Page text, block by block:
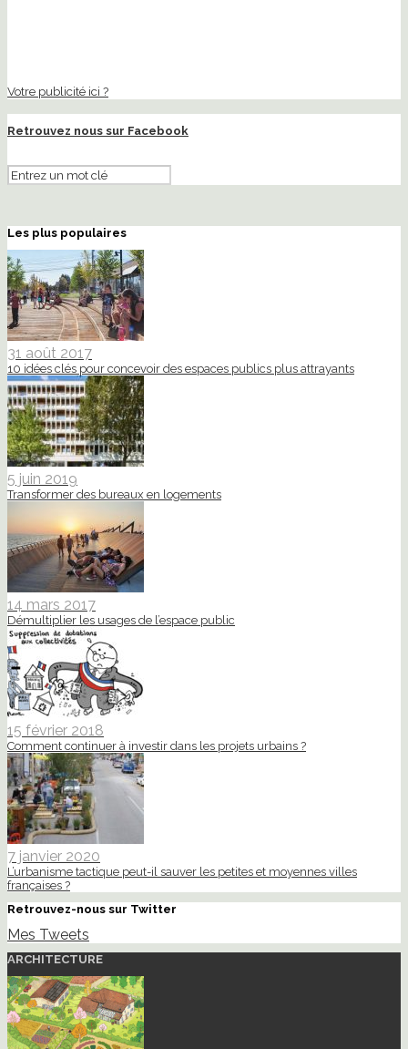
Votre publicité ici ?
Retrouvez nous sur Facebook
Les plus populaires
31 août 2017
10 idées clés pour concevoir des espaces publics plus attrayants
5 juin 2019
Transformer des bureaux en logements
14 mars 2017
Démultiplier les usages de l’espace public
15 février 2018
Comment continuer à investir dans les projets urbains ?
7 janvier 2020
L’urbanisme tactique peut-il sauver les petites et moyennes villes
françaises ?
Retrouvez-nous sur Twitter
Mes Tweets
ARCHITECTURE